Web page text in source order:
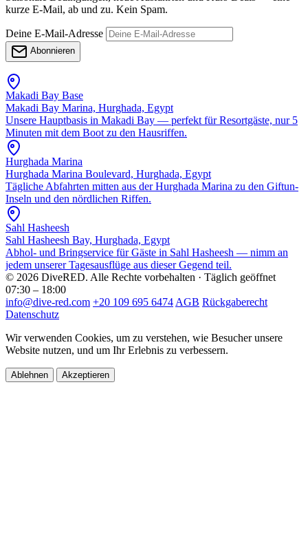
kurze E-Mail, ab und zu. Kein Spam.
Deine E-Mail-Adresse
Abonnieren
Makadi Bay Base
Makadi Bay Marina, Hurghada, Egypt
Unsere Hauptbasis in Makadi Bay — perfekt für Resortgäste, nur 5
Minuten mit dem Boot zu den Hausriffen.
Hurghada Marina
Hurghada Marina Boulevard, Hurghada, Egypt
Tägliche Abfahrten mitten aus der Hurghada Marina zu den Giftun-
Inseln und den nördlichen Riffen.
Sahl Hasheesh
Sahl Hasheesh Bay, Hurghada, Egypt
Abhol- und Bringservice für Gäste in Sahl Hasheesh — nimm an
jedem unserer Tagesausflüge aus dieser Gegend teil.
© 2026 DiveRED. Alle Rechte vorbehalten · Täglich geöffnet
07:30 – 18:00
info@dive-red.com +20 109 695 6474 AGB Rückgaberecht
Datenschutz
Wir verwenden Cookies, um zu verstehen, wie Besucher unsere
Website nutzen, und um Ihr Erlebnis zu verbessern.
Ablehnen Akzeptieren